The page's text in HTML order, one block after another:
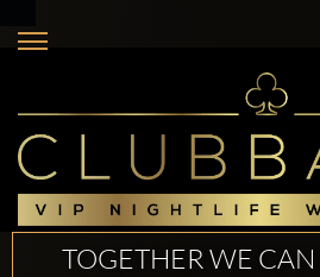
TOGETHER WE CAN